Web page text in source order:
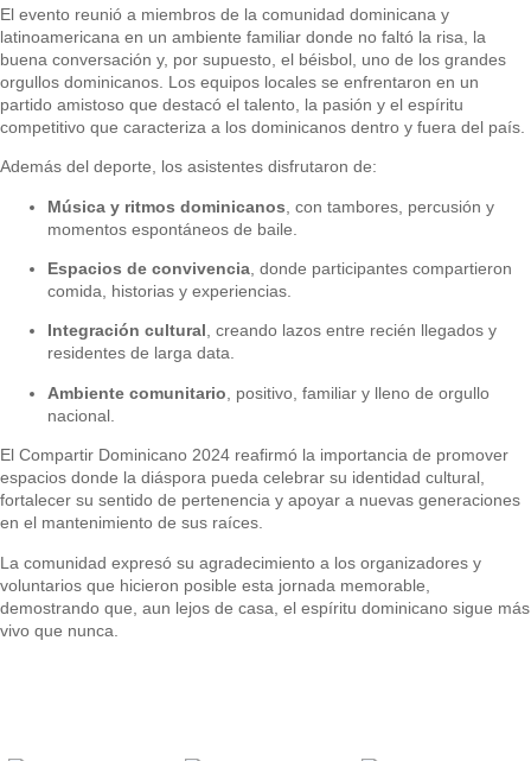
El evento reunió a miembros de la comunidad dominicana y
latinoamericana en un ambiente familiar donde no faltó la risa, la
buena conversación y, por supuesto, el béisbol, uno de los grandes
orgullos dominicanos. Los equipos locales se enfrentaron en un
partido amistoso que destacó el talento, la pasión y el espíritu
competitivo que caracteriza a los dominicanos dentro y fuera del país.
Además del deporte, los asistentes disfrutaron de:
Música y ritmos dominicanos , con tambores, percusión y
momentos espontáneos de baile.
Espacios de convivencia , donde participantes compartieron
comida, historias y experiencias.
Integración cultural, creando lazos entre recién llegados y
residentes de larga data.
Ambiente comunitario , positivo, familiar y lleno de orgullo
nacional.
El Compartir Dominicano 2024 reafirmó la importancia de promover
espacios donde la diáspora pueda celebrar su identidad cultural,
fortalecer su sentido de pertenencia y apoyar a nuevas generaciones
en el mantenimiento de sus raíces.
La comunidad expresó su agradecimiento a los organizadores y
voluntarios que hicieron posible esta jornada memorable,
demostrando que, aun lejos de casa, el espíritu dominicano sigue más
vivo que nunca.